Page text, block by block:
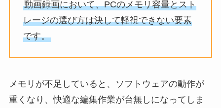
動画録画において、PCのメモリ容量とスト
レージの選び方は決して軽視できない要素
です。
メモリが不足していると、ソフトウェアの動作が
重くなり、快適な編集作業が台無しになってしま